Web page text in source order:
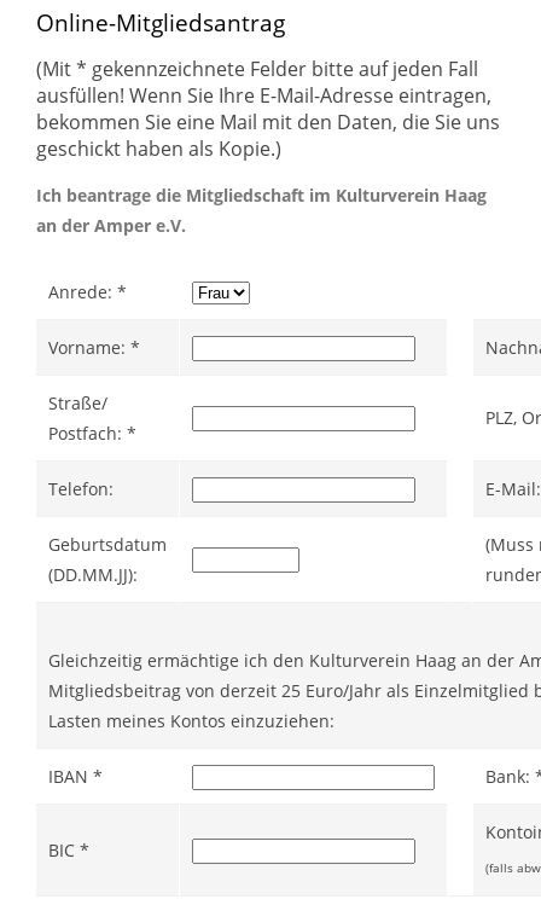
Mitglied werden 1
Online-Mitgliedsantrag
2024
2023
2022
2018
2016
2015
Online-Mitgliedsantrag
(Mit * gekennzeichnete Felder bitte auf jeden Fall
ausfüllen! Wenn Sie Ihre E-Mail-Adresse eintragen,
bekommen Sie eine Mail mit den Daten, die Sie uns
geschickt haben als Kopie.)
Ich beantrage die Mitgliedschaft im Kulturverein Haag
an der Amper e.V.
Anrede: *
Vorname: *
Straße/
Postfach: *
PLZ,
Telefon: E-Mail:
Geburtsdatum
(DD.MM.JJ):
(Muss
Gleichzeitig ermächtige ich den Kulturverein Haag an der
Mitgliedsbeitrag von derzeit 25 Euro/Jahr als Einzelmitglied
Lasten meines Kontos einzuziehen:
IBAN * Bank:
BIC *
(falls